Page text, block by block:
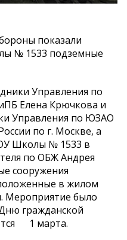
показали
№ 1533 подземные
Управления по
Елена Крючкова и
Управления по ЮЗАО
по г. Москве, а
Школы № 1533 в
по ОБЖ Андрея
сооружения
в жилом
Мероприятие было
гражданской
1 марта.